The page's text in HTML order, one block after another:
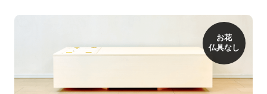
お花
仏具なし